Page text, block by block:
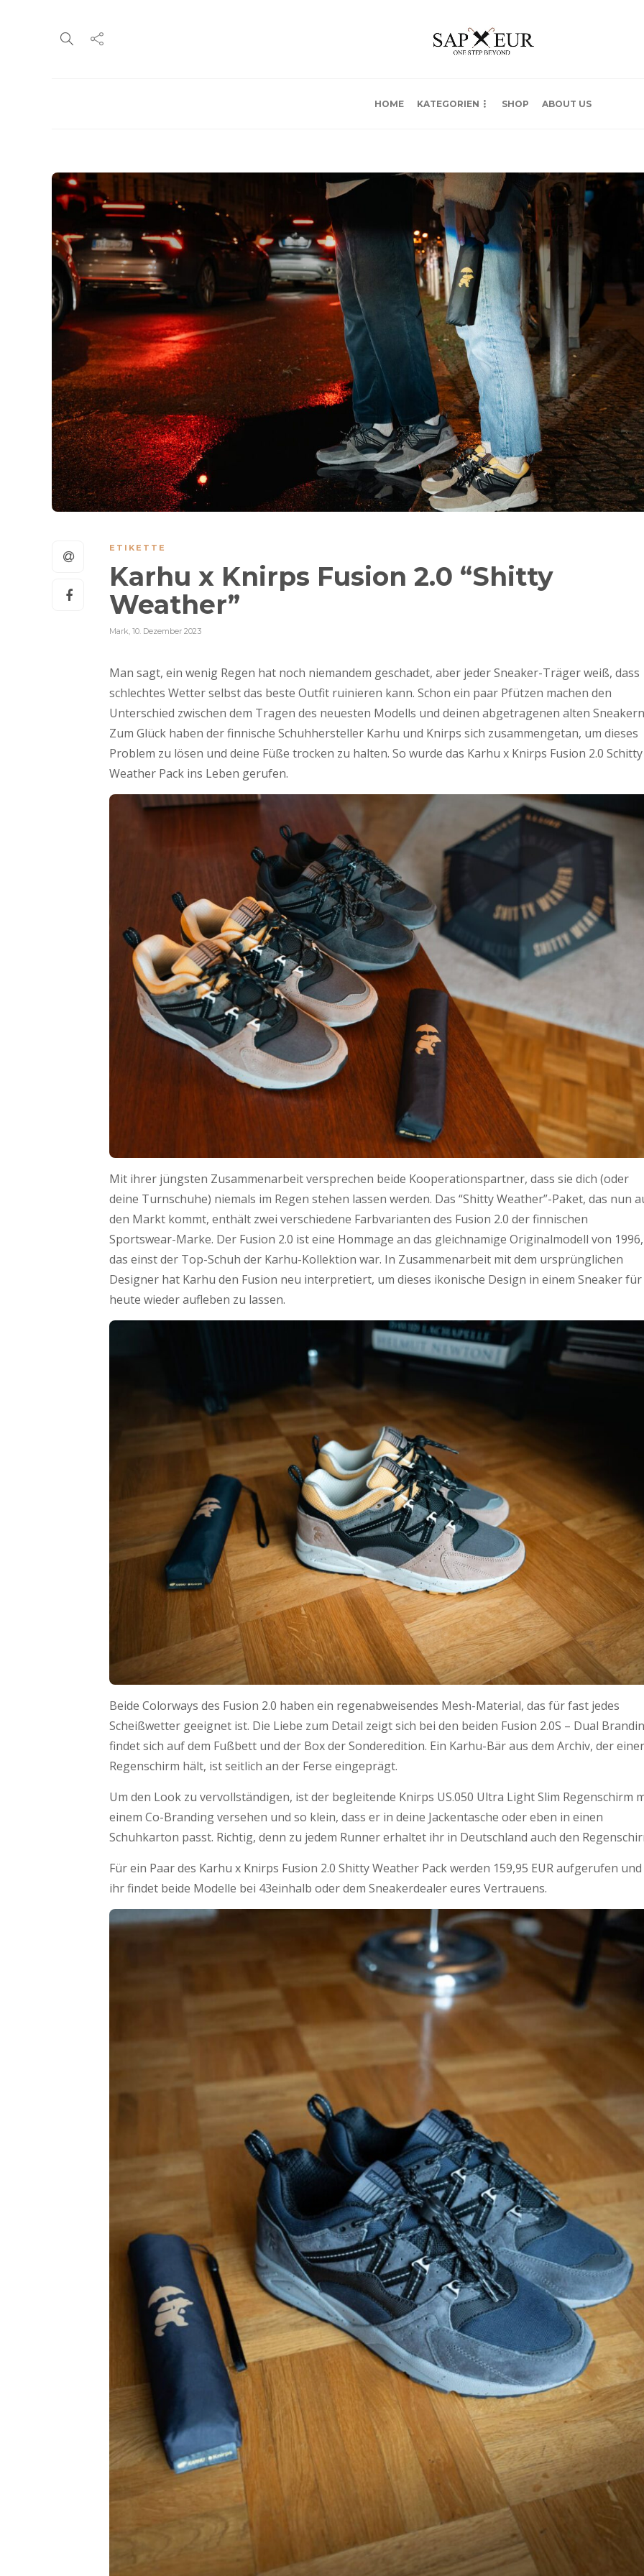
HOME KATEGORIEN SHOP ABOUT US
ETIKETTE
Karhu x Knirps Fusion 2.0 “Shitty
Weather”
Mark, 10. Dezember 2023
Man sagt, ein wenig Regen hat noch niemandem geschadet, aber jeder Sneaker-Träger weiß, dass
schlechtes Wetter selbst das beste Outfit ruinieren kann. Schon ein paar Pfützen machen den
Unterschied zwischen dem Tragen des neuesten Modells und deinen abgetragenen alten
Zum Glück haben der finnische Schuhhersteller Karhu und Knirps sich zusammengetan, um dieses
Problem zu lösen und deine Füße trocken zu halten. So wurde das Karhu x Knirps Fusion 2.0 Schitty
Weather Pack ins Leben gerufen.
Mit ihrer jüngsten Zusammenarbeit versprechen beide Kooperationspartner, dass sie dich (oder
deine Turnschuhe) niemals im Regen stehen lassen werden. Das “Shitty Weather”-Paket, das nun
den Markt kommt, enthält zwei verschiedene Farbvarianten des Fusion 2.0 der finnischen
Sportswear-Marke. Der Fusion 2.0 ist eine Hommage an das gleichnamige Originalmodell von 1996,
das einst der Top-Schuh der Karhu-Kollektion war. In Zusammenarbeit mit dem ursprünglichen
Designer hat Karhu den Fusion neu interpretiert, um dieses ikonische Design in einem Sneaker für
heute wieder aufleben zu lassen.
Beide Colorways des Fusion 2.0 haben ein regenabweisendes Mesh-Material, das für fast jedes
Scheißwetter geeignet ist. Die Liebe zum Detail zeigt sich bei den beiden Fusion 2.0S – Dual
findet sich auf dem Fußbett und der Box der Sonderedition. Ein Karhu-Bär aus dem Archiv, der
Regenschirm hält, ist seitlich an der Ferse eingeprägt.
Um den Look zu vervollständigen, ist der begleitende Knirps US.050 Ultra Light Slim Regenschirm
einem Co-Branding versehen und so klein, dass er in deine Jackentasche oder eben in einen
Schuhkarton passt. Richtig, denn zu jedem Runner erhaltet ihr in Deutschland auch den
Für ein Paar des Karhu x Knirps Fusion 2.0 Shitty Weather Pack werden 159,95 EUR aufgerufen und
ihr findet beide Modelle bei 43einhalb oder dem Sneakerdealer eures Vertrauens.